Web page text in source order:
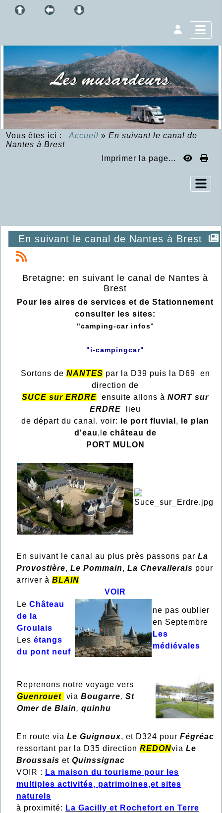
Vous êtes ici : Accueil » En suivant le canal de
Nantes à Brest
Imprimer la page...
En suivant le canal de Nantes à Brest
Bretagne: en suivant le canal de Nantes à
Brest
Pour les aires de services et de Stationnement
consulter les sites:
"camping-car infos"
"i-campingcar"
Sortons de NANTES par la D39 puis la D69 en
direction de
SUCE sur ERDRE
ensuite allons àNORT sur
ERDRE lieu
de départ du canal. voir:
le port fluvial ,
le plan
d'eau,l e château de
PORT MULON
En suivant le canal au plus près passons par La
Provostière, Le Pommain, La Chevallerais pour
arriver à BLAIN
VOIR
Le Château
de la
Groulais
Les étangs
du pont neuf
ne pas oublier
en Septembre
Les
médiévales
Reprenons notre voyage vers
Guenrouet via Bougarre, St
Omer de Blain, quinhu
En route via Le Guignoux, et D324 pour Fégréac
ressortant par la D35 direction REDONvia Le
Broussais et Quinssignac
VOIR : La maison du tourisme pour les
multiples activités, patrimoines,et sites
naturels
à proximité: La Gacilly et Rochefort en Terre